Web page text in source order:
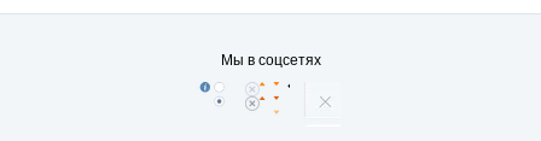
Мы в соцсетях